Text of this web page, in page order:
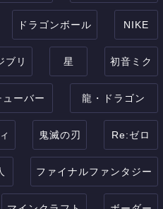
ドラゴンボール NIKE
ブリ 星 初音ミク
ューバー 龍・ドラゴン
鬼滅の刃 Re:ゼロ
ファイナルファンタジー